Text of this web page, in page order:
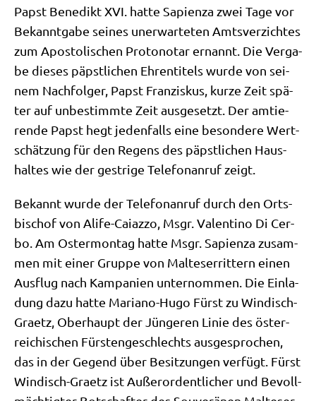
Papst Bene­dikt XVI. hat­te Sapi­en­za zwei Tage vor
Bekannt­ga­be sei­nes uner­war­te­ten Amts­ver­zich­tes
zum Apo­sto­li­schen Pro­to­no­tar ernannt. Die Ver­ga­
be die­ses päpst­li­chen Ehren­ti­tels wur­de von sei­
nem Nach­fol­ger, Papst Fran­zis­kus, kur­ze Zeit spä­
ter auf unbe­stimm­te Zeit aus­ge­setzt. Der amtie­
ren­de Papst hegt jeden­falls eine beson­de­re Wert­
schät­zung für den Regens des päpst­li­chen Haus­
hal­tes wie der gest­ri­ge Tele­fon­an­ruf zeigt.
Bekannt wur­de der Tele­fon­an­ruf durch den Orts­
bi­schof von Ali­fe-Cai­az­zo, Msgr. Valen­ti­no Di Cer­
bo. Am Oster­mon­tag hat­te Msgr. Sapi­en­za zusam­
men mit einer Grup­pe von Mal­te­ser­rit­tern einen
Aus­flug nach Kam­pa­ni­en unter­nom­men. Die Ein­la­
dung dazu hat­te Maria­no-Hugo Fürst zu Win­disch-
Graetz, Ober­haupt der Jün­ge­ren Linie des öster­
rei­chi­schen Für­sten­ge­schlechts aus­ge­spro­chen,
das in der Gegend über Besit­zun­gen ver­fügt. Fürst
Win­disch-Graetz ist Außer­or­dent­li­cher und Bevoll­